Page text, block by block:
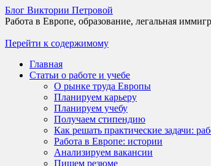
Блог Виктории Петровой
Работа в Европе, образование, легальная
Перейти к содержимому
Главная
Статьи о работе и учебе
О рынке труда Европы
Планируем карьеру
Планируем учебу
Получаем стипендию
Как решать практические задачи:
Работа в Европе: истории
Анализируем вакансии
Пишем резюме